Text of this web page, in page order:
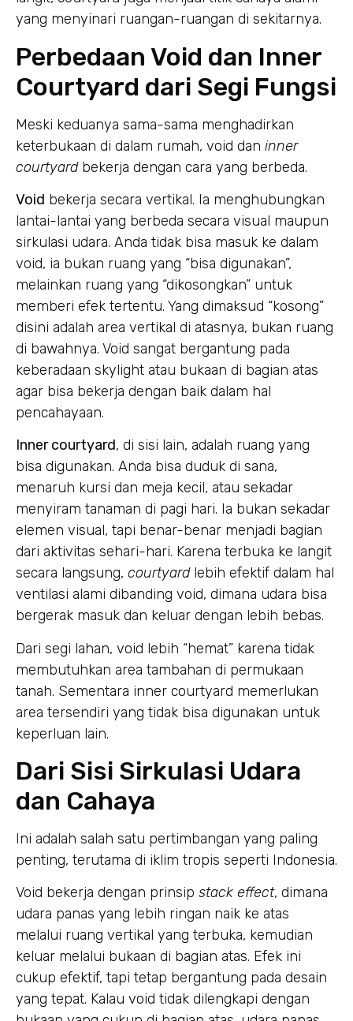
yang menyinari ruangan-ruangan di sekitarnya.
Perbedaan Void dan Inner
Courtyard dari Segi Fungsi
Meski keduanya sama-sama menghadirkan
keterbukaan di dalam rumah, void dan inner
courtyard bekerja dengan cara yang berbeda.
Void bekerja secara vertikal. Ia menghubungkan
lantai-lantai yang berbeda secara visual maupun
sirkulasi udara. Anda tidak bisa masuk ke dalam
void, ia bukan ruang yang “bisa digunakan”,
melainkan ruang yang “dikosongkan” untuk
memberi efek tertentu. Yang dimaksud “kosong”
disini adalah area vertikal di atasnya, bukan ruang
di bawahnya. Void sangat bergantung pada
keberadaan skylight atau bukaan di bagian atas
agar bisa bekerja dengan baik dalam hal
pencahayaan.
Inner courtyard, di sisi lain, adalah ruang yang
bisa digunakan. Anda bisa duduk di sana,
menaruh kursi dan meja kecil, atau sekadar
menyiram tanaman di pagi hari. Ia bukan sekadar
elemen visual, tapi benar-benar menjadi bagian
dari aktivitas sehari-hari. Karena terbuka ke langit
secara langsung, courtyardlebih efektif dalam hal
ventilasi alami dibanding void, dimana udara bisa
bergerak masuk dan keluar dengan lebih bebas.
Dari segi lahan, void lebih “hemat” karena tidak
membutuhkan area tambahan di permukaan
tanah. Sementara inner courtyard memerlukan
area tersendiri yang tidak bisa digunakan untuk
keperluan lain.
Dari Sisi Sirkulasi Udara
dan Cahaya
Ini adalah salah satu pertimbangan yang paling
penting, terutama di iklim tropis seperti Indonesia.
Void bekerja dengan prinsip stack effect, dimana
udara panas yang lebih ringan naik ke atas
melalui ruang vertikal yang terbuka, kemudian
keluar melalui bukaan di bagian atas. Efek ini
cukup efektif, tapi tetap bergantung pada desain
yang tepat. Kalau void tidak dilengkapi dengan